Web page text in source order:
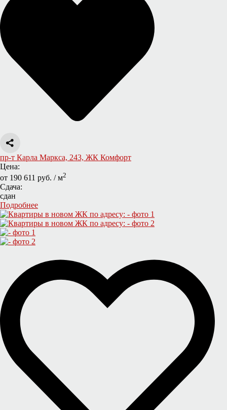
пр-т Карла Маркса, 243, ЖК Комфорт
Цена:
от 190 611 руб. / м2
Сдача:
сдан
Подробнее